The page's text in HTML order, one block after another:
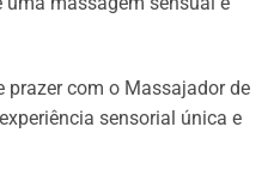
prazer com o Massajador de
sensorial única e